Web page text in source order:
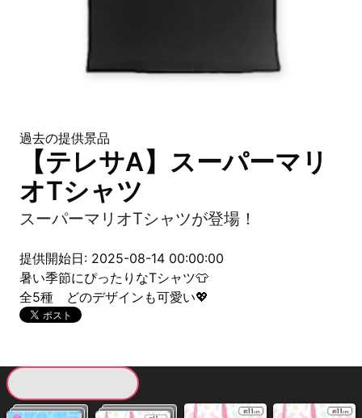
過去の提供景品
【テレサA】スーパーマリ
オTシャツ
スーパーマリオTシャツが登場！
提供開始日: 2025-08-14 00:00:00
暑い季節にぴったりなTシャツ👕
全5種 どのデザインも可愛い💖